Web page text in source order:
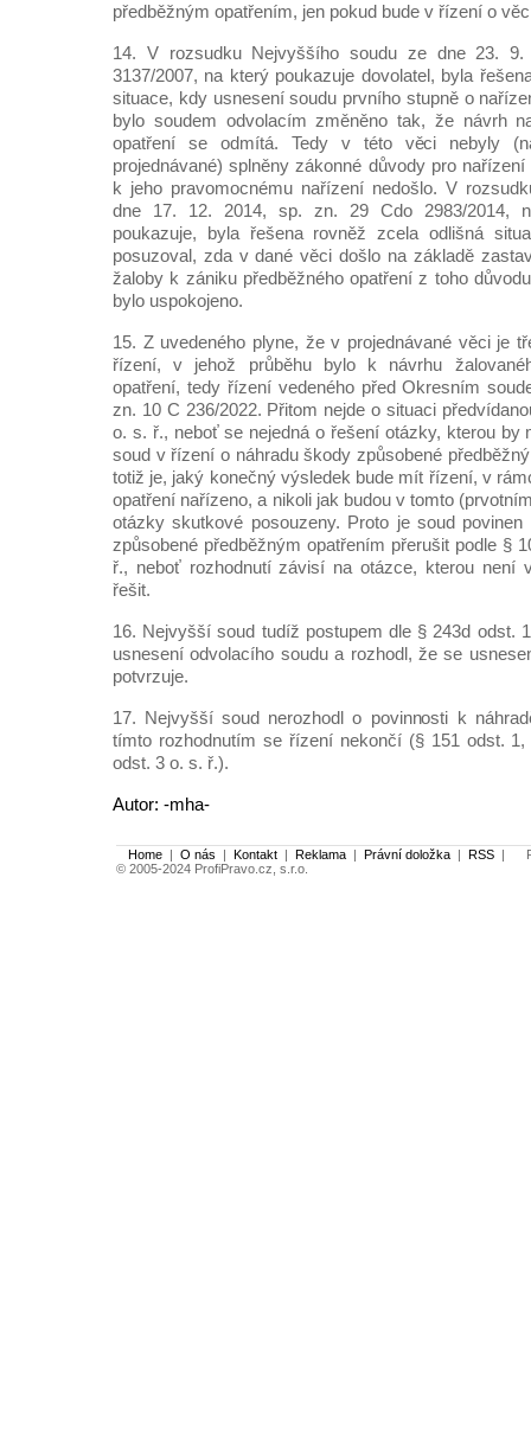
předběžným opatřením, jen pokud bude v řízení o
14. V rozsudku Nejvyššího soudu ze dne 23.
3137/2007, na který poukazuje dovolatel, byla
situace, kdy usnesení soudu prvního stupně o
bylo soudem odvolacím změněno tak, že návrh
opatření se odmítá. Tedy v této věci nebyly
projednávané) splněny zákonné důvody pro
k jeho pravomocnému nařízení nedošlo. V
dne 17. 12. 2014, sp. zn. 29 Cdo 2983/2014,
poukazuje, byla řešena rovněž zcela odlišná
posuzoval, zda v dané věci došlo na základě
žaloby k zániku předběžného opatření z toho
bylo uspokojeno.
15. Z uvedeného plyne, že v projednávané věci je
řízení, v jehož průběhu bylo k návrhu
opatření, tedy řízení vedeného před Okresním
zn. 10 C 236/2022. Přitom nejde o situaci
o. s. ř., neboť se nejedná o řešení otázky, kterou by
soud v řízení o náhradu škody způsobené
totiž je, jaký konečný výsledek bude mít řízení, v
opatření nařízeno, a nikoli jak budou v tomto
otázky skutkové posouzeny. Proto je soud
způsobené předběžným opatřením přerušit podle §
ř., neboť rozhodnutí závisí na otázce, kterou není
řešit.
16. Nejvyšší soud tudíž postupem dle § 243d odst.
usnesení odvolacího soudu a rozhodl, že se
potvrzuje.
17. Nejvyšší soud nerozhodl o povinnosti k
tímto rozhodnutím se řízení nekončí (§ 151 odst.
odst. 3 o. s. ř.).
Autor: -mha-
Home | O nás | Kontakt | Reklama | Právní doložka | RSS |
© 2005-2024 ProfiPravo.cz, s.r.o.